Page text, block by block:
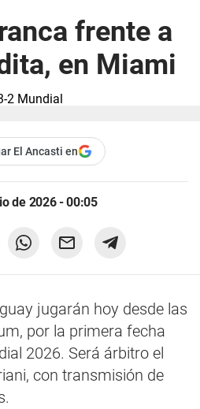
frente a
en Miami
El Ancasti en
de 2026 - 00:05
jugarán hoy desde las
por la primera fecha
2026. Será árbitro el
con transmisión de